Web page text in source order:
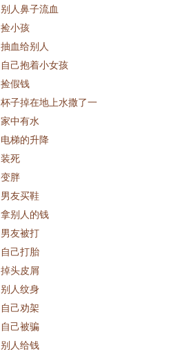
别人鼻子流血
捡小孩
抽血给别人
自己抱着小女孩
捡假钱
杯子掉在地上水撒了一
家中有水
电梯的升降
装死
变胖
男友买鞋
拿别人的钱
男友被打
自己打胎
掉头皮屑
别人纹身
自己劝架
自己被骗
别人给钱